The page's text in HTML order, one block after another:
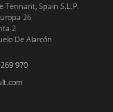
Tennant, Spain S.L.P.
26
2
De Alarcón
970